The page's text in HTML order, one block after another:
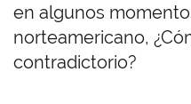
en algunos
norteamericano,
contradictorio?